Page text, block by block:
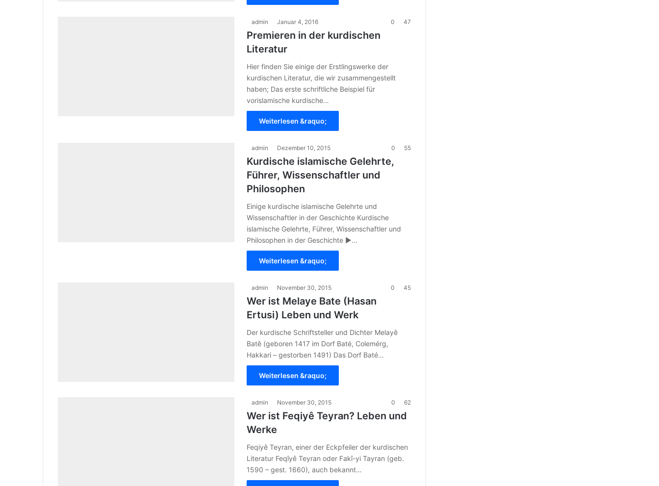
admin Januar 4, 2016 0 47
Premieren in der kurdischen
Literatur
Hier finden Sie einige der Erstlingswerke der
kurdischen Literatur, die wir zusammengestellt
haben; Das erste schriftliche Beispiel für
vorislamische kurdische…
Weiterlesen &raquo;
admin Dezember 10, 2015 0 55
Kurdische islamische Gelehrte,
Führer, Wissenschaftler und
Philosophen
Einige kurdische islamische Gelehrte und
Wissenschaftler in der Geschichte Kurdische
islamische Gelehrte, Führer, Wissenschaftler und
Philosophen in der Geschichte ►…
Weiterlesen &raquo;
admin November 30, 2015 0 45
Wer ist Melaye Bate (Hasan
Ertusi) Leben und Werk
Der kurdische Schriftsteller und Dichter Melayê
Batê (geboren 1417 im Dorf Baté, Colemérg,
Hakkari – gestorben 1491) Das Dorf Baté…
Weiterlesen &raquo;
admin November 30, 2015 0 62
Wer ist Feqiyê Teyran? Leben und
Werke
Feqiyê Teyran, einer der Eckpfeiler der kurdischen
Literatur Feqîyê Teyran oder Fakî-yi Tayran (geb.
1590 – gest. 1660), auch bekannt…